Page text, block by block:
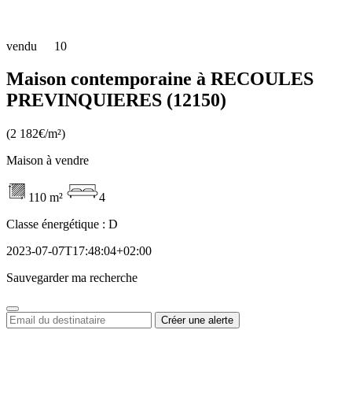
vendu 10
Maison contemporaine à RECOULES
PREVINQUIERES (12150)
(2 182€/m²)
Maison à vendre
110 m²
4
Classe énergétique : D
2023-07-07T17:48:04+02:00
Sauvegarder ma recherche